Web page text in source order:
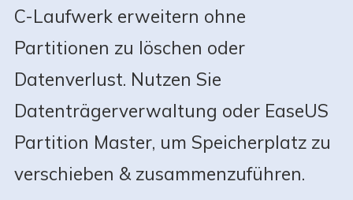
C-Laufwerk erweitern ohne
Partitionen zu löschen oder
Datenverlust. Nutzen Sie
Datenträgerverwaltung oder EaseUS
Partition Master, um Speicherplatz zu
verschieben & zusammenzuführen.